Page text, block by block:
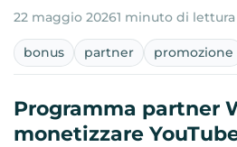
22 maggio 20261 minuto di lettura
bonus partner promozione
Programma partner
monetizzare